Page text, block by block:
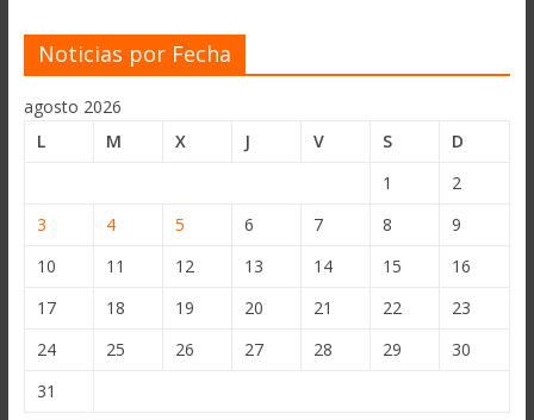
Noticias por Fecha
agosto 2026
L
M X J V S
D
1
2
3
4 5 6 7 8
9
10
11 12 13 14 15
16
17
18 19 20 21 22
23
24
25 26 27 28 29
30
31